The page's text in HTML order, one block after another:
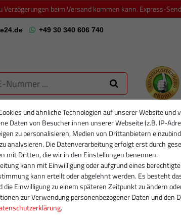
beim Versand kommen kann. Express-
+49 30 340 606 740
PARTIKELFILTER NEU INJEKTOREN
und ähnliche Technologien auf unserer Website und
Daten von Besucher:innen unserer Webseite (z.B. IP-
zu personalisieren, Medien von Drittanbietern
analysieren. Die Datenverarbeitung erfolgt erst durch
mit Dritten, die wir in den Einstellungen benennen.
kann mit Einwilligung oder aufgrund eines
kann erteilt oder abgelehnt werden. Es besteht
die Einwilligung zu einem späteren Zeitpunkt zu ändern
zur Verwendung personenbezogener Daten und den
.